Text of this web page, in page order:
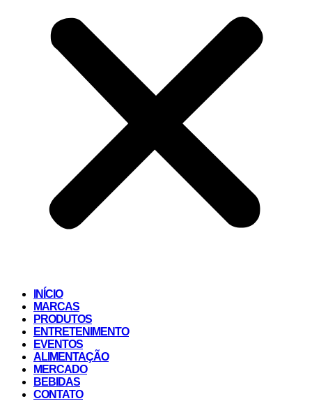
INÍCIO
MARCAS
PRODUTOS
ENTRETENIMENTO
EVENTOS
ALIMENTAÇÃO
MERCADO
BEBIDAS
CONTATO